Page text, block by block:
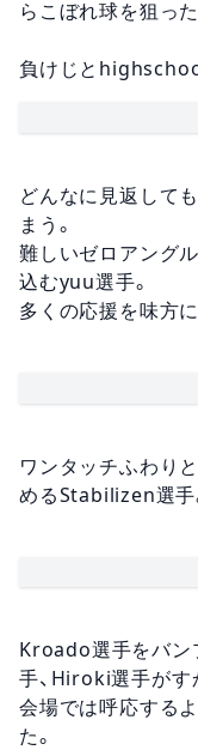
らこぼれ球を狙っ
負けじと
どんなに見返して
まう。
難しいゼロアング
込むyuu選手。
多くの応援を味方
ワンタッチふわり
めるStabilizen選手
Kroado選手をバン
手、Hiroki選手がす
会場では呼応する
た。